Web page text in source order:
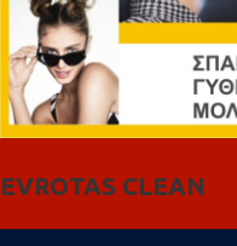
EVROTAS CLEAN